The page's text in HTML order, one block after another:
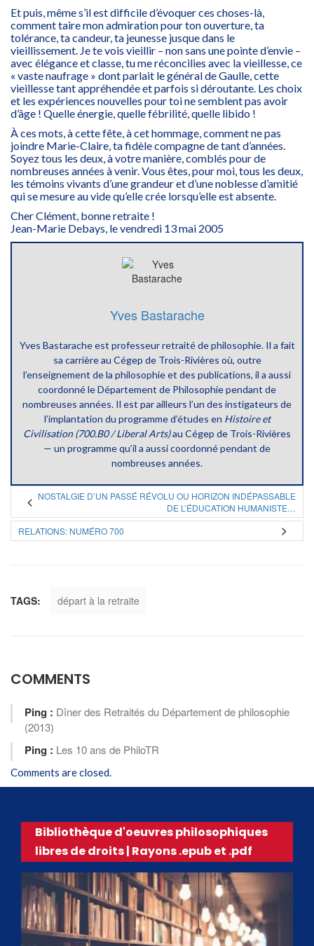
Et puis, même s’il est difficile d’évoquer ces choses-là,
comment taire mon admiration pour ton ouverture, ta
tolérance, ta candeur, ta jeunesse jusque dans le
vieillissement. Je te vois vieillir – non sans une pointe d’envie –
avec élégance et classe, tu me réconcilies avec la vieillesse, ce
« vaste naufrage » dont parlait le général de Gaulle, cette
vieillesse tant appréhendée et parfois si déroutante. Les choix
et les expériences nouvelles pour toi ne semblent pas avoir
d’âge ! Quelle énergie, quelle fébrilité, quelle libido !
À ces mots, à cette fête, à cet hommage, comment ne pas
joindre Marie-Claire, ta fidèle compagne de tant d’années.
Soyez tous les deux, à votre manière, comblés pour de
nombreuses années à venir. Vous êtes, pour moi, tous les deux,
les témoins vivants d’une grandeur et d’une noblesse d’amitié
qui se mesure au vide qu’elle crée lorsqu’elle est absente.
Cher Clément, bonne retraite !
Jean-Marie Debays, le vendredi 13 mai 2005
Yves Bastarache
Yves Bastarache est professeur retraité de philosophie. Il a fait
sa carrière au Cégep de Trois-Rivières où, outre
l’enseignement de la philosophie et des publications, il a aussi
coordonné le Département de Philosophie pendant de
nombreuses années. Il est par ailleurs l’un des instigateurs de
l’implantation du programme d’études en Histoire et
Civilisation (700.B0 / Liberal Arts)au Cégep de Trois-Rivières
— un programme qu’il a aussi coordonné pendant de
nombreuses années.
NOSTALGIE D’UN PASSÉ RÉVOLU OU HORIZON INDÉPASSABLE
DE L’ÉDUCATION HUMANISTE…
RELATIONS: NUMÉRO 700
TAGS: départ à la retraite
COMMENTS
Ping : Dîner des Retraités du Département de philosophie
(2013)
Ping : Les 10 ans de PhiloTR
Comments are closed.
Bibliothèque d'oeuvres philosophiques
libres de droits | Rayons .epub et .pdf